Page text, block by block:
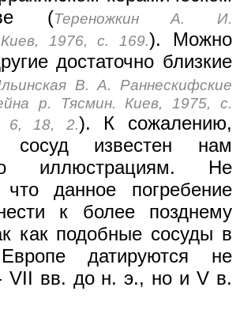
(Тереножкин А. И.
1976, с. 169.). Можно
достаточно близкие
В. А. Раннескифские
р. Тясмин. Киев, 1975, с.
6, 18, 2.). К сожалению,
сосуд известен нам
иллюстрациям. Не
что данное погребение
к более позднему
как подобные сосуды в
датируются не
VII вв. до н. э., но и V в.